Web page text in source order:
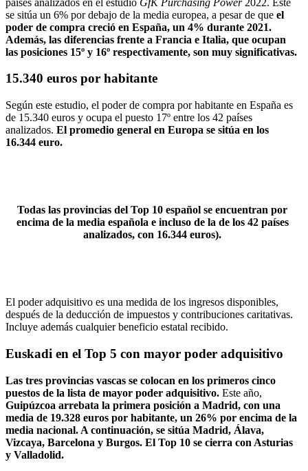
se sitúa un 6% por debajo de la media europea, a pesar de que el
poder de compra creció en España, un 4% durante 2021.
Además, las diferencias frente a Francia e Italia, que ocupan
las posiciones 15º y 16º respectivamente, son muy significativas.
15.340 euros por habitante
Según este estudio, el poder de compra por habitante en España es
de 15.340 euros y ocupa el puesto 17º entre los 42 países
analizados. El promedio general en Europa se sitúa en los
16.344 euro.
Todas las provincias del Top 10 español se encuentran por
encima de la media española e incluso de la de los 42 países
analizados, con 16.344 euros).
El poder adquisitivo es una medida de los ingresos disponibles,
después de la deducción de impuestos y contribuciones caritativas.
Incluye además cualquier beneficio estatal recibido.
Euskadi en el Top 5 con mayor poder adquisitivo
Las tres provincias vascas se colocan en los primeros cinco
puestos de la lista de mayor poder adquisitivo. Este año,
Guipúzcoa arrebata la primera posición a Madrid, con una
media de 19.328 euros por habitante, un 26% por encima de la
media nacional. A continuación, se sitúa Madrid, Álava,
Vizcaya, Barcelona y Burgos. El Top 10 se cierra con Asturias
y Valladolid.